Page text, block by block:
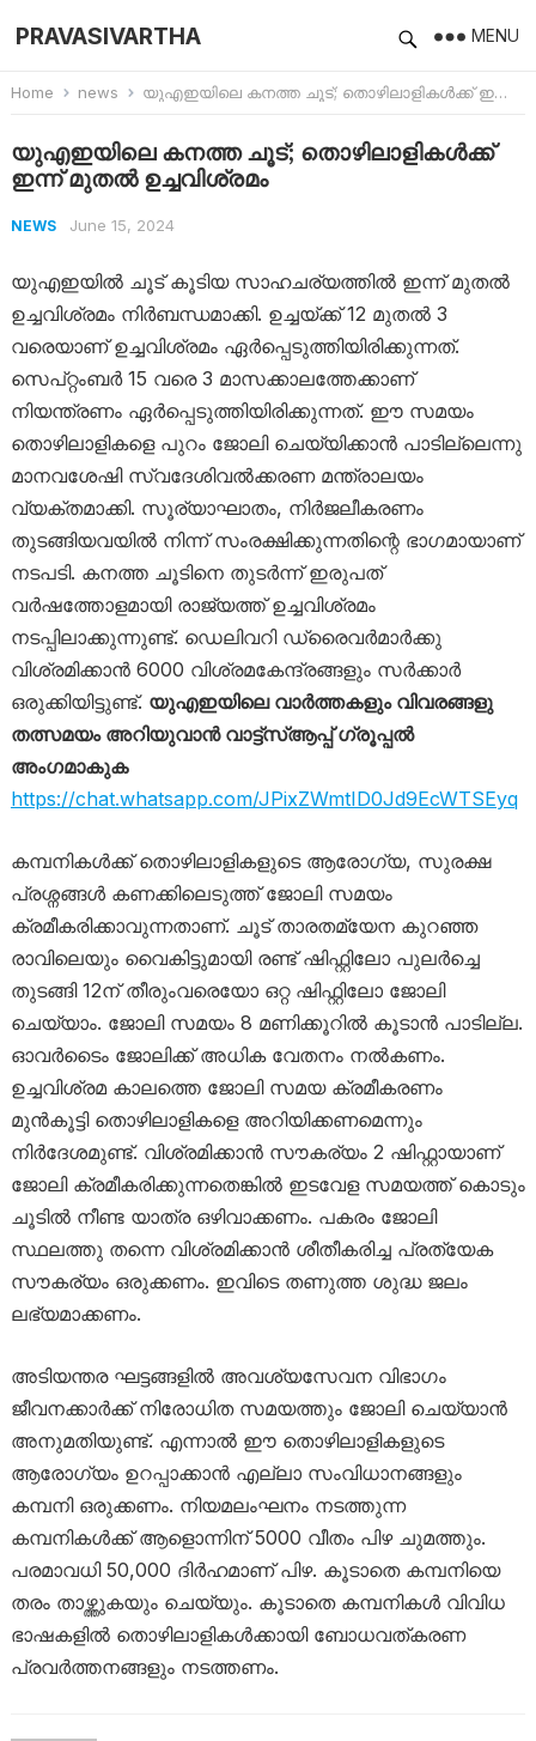
PRAVASIVARTHA MENU
Home news യുഎഇയിലെ കനത്ത ചൂട്; തൊഴിലാളികൾക്ക് ഇന്ന് മുതൽ ഉച്ചവിശ്രമം
യുഎഇയിലെ കനത്ത ചൂട്; തൊഴിലാളികൾക്ക്
ഇന്ന് മുതൽ ഉച്ചവിശ്രമം
NEWS June 15, 2024
യുഎഇയിൽ ചൂട് കൂടിയ സാഹചര്യത്തിൽ ഇന്ന് മുതൽ
ഉച്ചവിശ്രമം നിർബന്ധമാക്കി. ഉച്ചയ്ക്ക് 12 മുതൽ 3
വരെയാണ് ഉച്ചവിശ്രമം ഏർപ്പെടുത്തിയിരിക്കുന്നത്.
സെപ്റ്റംബർ 15 വരെ 3 മാസക്കാലത്തേക്കാണ്
നിയന്ത്രണം ഏർപ്പെടുത്തിയിരിക്കുന്നത്. ഈ സമയം
തൊഴിലാളികളെ പുറം ജോലി ചെയ്യിക്കാൻ പാടില്ലെന്നു
മാനവശേഷി സ്വദേശിവൽക്കരണ മന്ത്രാലയം
വ്യക്തമാക്കി. സൂര്യാഘാതം, നിർജലീകരണം
തുടങ്ങിയവയിൽ നിന്ന് സംരക്ഷിക്കുന്നതി​ന്റെ ഭാ​ഗമായാണ്
നടപടി. കനത്ത ചൂടിനെ തുടർന്ന് ഇരുപത്
വർഷത്തോളമായി രാജ്യത്ത് ഉച്ചവിശ്രമം
നടപ്പിലാക്കുന്നുണ്ട്. ഡെലിവറി ഡ്രൈവർമാർക്കു
വിശ്രമിക്കാൻ 6000 വിശ്രമകേന്ദ്രങ്ങളും സർക്കാർ
ഒരുക്കിയിട്ടുണ്ട്. യുഎഇയിലെ വാർത്തകളും വിവരങ്ങളു
തത്സമയം അറിയുവാൻ വാട്ട്‌സ്ആപ്പ് ഗ്രൂപ്പൽ
അംഗമാകുക
https://chat.whatsapp.com/JPixZWmtID0Jd9EcWTSEyq
കമ്പനികൾക്ക് തൊഴിലാളികളുടെ ആരോഗ്യ, സുരക്ഷ
പ്രശ്നങ്ങൾ കണക്കിലെടുത്ത് ജോലി സമയം
ക്രമീകരിക്കാവുന്നതാണ്. ചൂട് താരതമ്യേന കുറഞ്ഞ
രാവിലെയും വൈകിട്ടുമായി രണ്ട് ഷിഫ്റ്റിലോ പുലർച്ചെ
തുടങ്ങി 12ന് തീരുംവരെയോ ഒറ്റ ഷിഫ്റ്റിലോ ജോലി
ചെയ്യാം. ജോലി സമയം 8 മണിക്കൂറിൽ കൂടാൻ പാടില്ല.
ഓവർടൈം ജോലിക്ക് അധിക വേതനം നൽകണം.
ഉച്ചവിശ്രമ കാലത്തെ ജോലി സമയ ക്രമീകരണം
മുൻകൂട്ടി തൊഴിലാളികളെ അറിയിക്കണമെന്നും
നിർദേശമുണ്ട്. വിശ്രമിക്കാൻ സൗകര്യം 2 ഷിഫ്റ്റായാണ്
ജോലി ക്രമീകരിക്കുന്നതെങ്കിൽ ഇടവേള സമയത്ത് കൊടും
ചൂടിൽ നീണ്ട യാത്ര ഒഴിവാക്കണം. പകരം ജോലി
സ്ഥലത്തു തന്നെ വിശ്രമിക്കാൻ ശീതീകരിച്ച പ്രത്യേക
സൗകര്യം ഒരുക്കണം. ഇവിടെ തണുത്ത ശുദ്ധ ജലം
ലഭ്യമാക്കണം.
അടിയന്തര ഘട്ടങ്ങളിൽ അവശ്യസേവന വിഭാഗം
ജീവനക്കാർക്ക് നിരോധിത സമയത്തും ജോലി ചെയ്യാൻ
അനുമതിയുണ്ട്. എന്നാൽ ഈ തൊഴിലാളികളുടെ
ആരോഗ്യം ഉറപ്പാക്കാൻ എല്ലാ സംവിധാനങ്ങളും
കമ്പനി ഒരുക്കണം. നിയമലംഘനം നടത്തുന്ന
കമ്പനികൾക്ക് ആളൊന്നിന് 5000 വീതം പിഴ ചുമത്തും.
പരമാവധി 50,000 ദിർഹമാണ് പിഴ. കൂടാതെ കമ്പനിയെ
തരം താഴ്ത്തുകയും ചെയ്യും. കൂടാതെ കമ്പനികൾ വിവിധ
ഭാഷകളിൽ തൊഴിലാളികൾക്കായി ബോധവത്കരണ
പ്രവർത്തനങ്ങളും നടത്തണം.